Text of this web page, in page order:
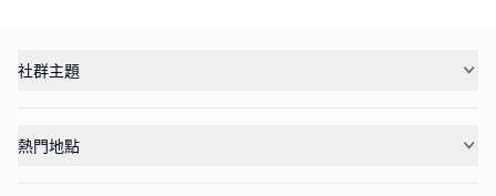
社群主題
熱門地點